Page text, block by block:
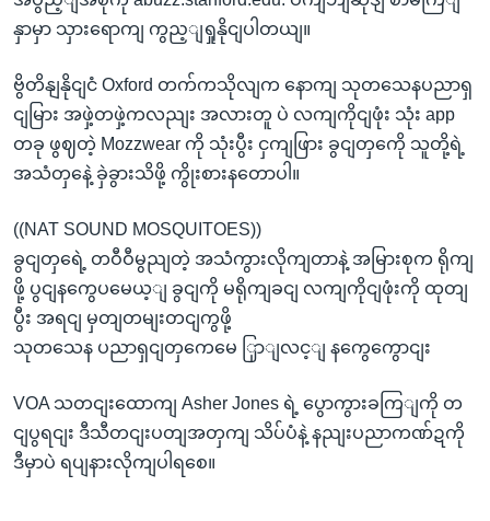
နှာမှာ သှားရောကျ ကွည့ျရှုနိုငျပါတယျ။
ဗွိတိနျနိုငျငံ Oxford တက်ကသိုလျက နောကျ သုတသေနပညာရှ
ငျမြား အဖှဲ့တဖှဲ့ကလညျး အလားတူ ပဲ လကျကိုငျဖုံး သုံး app
တခု ဖွဈတဲ့ Mozzwear ကို သုံးပွီး ငှကျဖြား ခွငျတှကေို သူတို့ရဲ့
အသံတှနေဲ့ ခှဲခွားသိဖို့ ကွိုးစားနတောပါ။
((NAT SOUND MOSQUITOES))
ခွငျတှရေဲ့ တဝီဝီမွညျတဲ့ အသံကွားလိုကျတာနဲ့ အမြားစုက ရိုကျ
ဖို့ ပွငျနကွေပမေယ့ျ ခွငျကို မရိုကျခငျ လကျကိုငျဖုံးကို ထုတျ
ပွီး အရငျ မှတျတမျးတငျကွဖို့
သုတသေန ပညာရှငျတှကေမေ ြှာျလင့ျ နကွေကွောငျး
VOA သတငျးထောကျ Asher Jones ရဲ့ ပွောကွားခကြျကို တ
ငျပွရငျး ဒီသီတငျးပတျအတှကျ သိပ်ပံနဲ့ နညျးပညာကဏ်ဍကို
ဒီမှာပဲ ရပျနားလိုကျပါရစေ။